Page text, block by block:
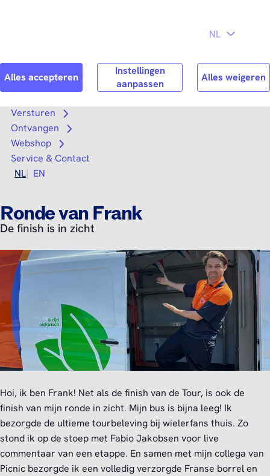
Search Zoek
Versturen
Open submenu
Ontvangen
Open submenu
Webshop
Open submenu
Service & Contact
NL
EN
Ronde van Frank
De finish is in zicht
Hoi, ik ben Frank! Net als de finish van de Tour, is ook de
finish van mijn ronde in zicht. Mijn bus is bijna leeg! Ik
bezorgde de ultieme tourbeleving bij wielerfans thuis. Zo
stond ik op de stoep met Fabio Jakobsen voor live
commentaar van een etappe. En samen met mijn collega van
Picnic bezorgde ik een volledig verzorgde Franse borrel en